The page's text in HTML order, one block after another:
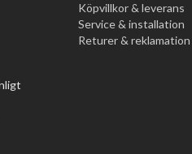
Köpvillkor & leverans
Service & installation
Returer & reklamation